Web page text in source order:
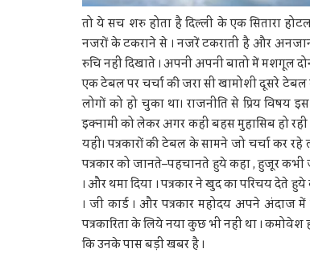
तो ये सच शरु होता है दिल्ली के एक सितारा
नजरों के टकराने से । नजरें टकराती है और अनजान
रुचि नहीं दिखाते । अपनी अपनी बातो में मशगूल
एक टेबल पर चर्चा की जरा सी खामोशी दूसरे
लोगों को हो चुका था। राजनीति से प्रिय विषय
इक्नामी को लेकर अगर कही बहस मुहासिब हो
यही। पत्रकारों की टेबल के सामने जो चर्चा कर
पत्रकार को जानते–पहचानते हुये कहा , हुजूर
। और थमा दिया । पत्रकार ने खुद का परिचय देते
। जी कार्ड । और पत्रकार महोदय अपने
पत्रकारिता के लिये नया कुछ भी नहीं था ।
कि उनके पास बड़ी खबर है ।